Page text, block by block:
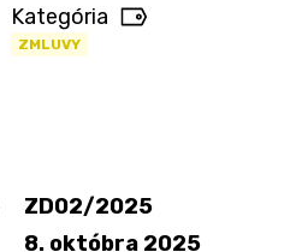
Kategória
ZMLUVY
ZD02/2025
8. októbra 2025